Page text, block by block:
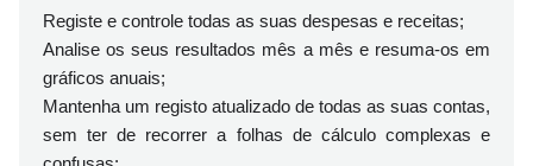
Registe e controle todas as suas despesas e receitas;
Analise os seus resultados mês a mês e resuma-os em
gráficos anuais;
Mantenha um registo atualizado de todas as suas contas,
sem ter de recorrer a folhas de cálculo complexas e